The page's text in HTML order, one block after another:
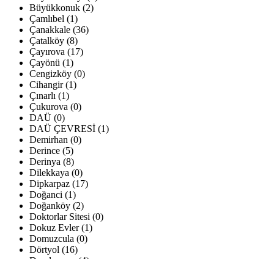
Büyükkonuk (2)
Çamlıbel (1)
Çanakkale (36)
Çatalköy (8)
Çayırova (17)
Çayönü (1)
Cengizköy (0)
Cihangir (1)
Çınarlı (1)
Çukurova (0)
DAÜ (0)
DAÜ ÇEVRESİ (1)
Demirhan (0)
Derince (5)
Derinya (8)
Dilekkaya (0)
Dipkarpaz (17)
Doğanci (1)
Doğanköy (2)
Doktorlar Sitesi (0)
Dokuz Evler (1)
Domuzcula (0)
Dörtyol (16)